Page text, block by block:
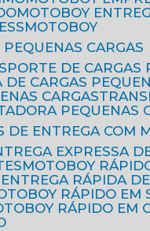
MOTOBOY
MOTOBOY
PEQUENAS CARGAS
DE CARGAS
DE CARGAS
CARGAS
PEQUENAS
DE ENTREGA COM
EXPRESSA
MOTOBOY
ENTREGA RÁPIDA
RÁPIDO EM
RÁPIDO EM